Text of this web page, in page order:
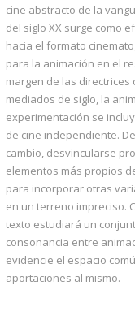
cine abstracto de la
del siglo XX surge como
hacia el formato
para la animación en el
margen de las
mediados de siglo, la
experimentación se
de cine independiente.
cambio, desvincularse
elementos más propios
para incorporar otras
en un terreno impreciso.
texto estudiará un
consonancia entre
evidencie el espacio
aportaciones al mismo.